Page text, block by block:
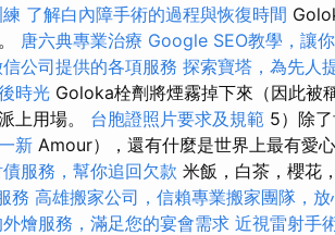
了解白內障手術的過程與恢復時間
唐六典專業治療 Google SEO教學，讓
公司提供的各項服務 探索寶塔，為先人
時光 Goloka栓劑將煙霧掉下來（因此被
上用場。 台胞證照片要求及規範 5）除
新 Amour），還有什麼是世界上最有愛
服務，幫你追回欠款 米飯，白茶，櫻花
務 高雄搬家公司，信賴專業搬家團隊，放
燴服務，滿足您的宴會需求 近視雷射手